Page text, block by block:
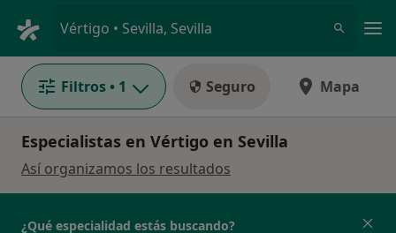
Vértigo • Sevilla, Sevilla
Filtros • 1 Seguro Mapa
Especialistas en Vértigo en Sevilla
Así organizamos los resultados
¿Qué especialidad estás buscando?